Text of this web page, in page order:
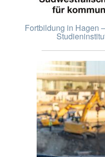
Fortbildung in Hagen